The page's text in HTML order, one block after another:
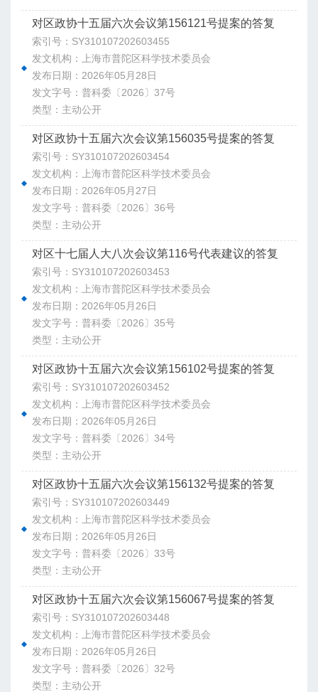
对区政协十五届六次会议第156121号提案的答复
索引号：SY310107202603455
发文机构：上海市普陀区科学技术委员会
发布日期：2026年05月28日
发文字号：普科委〔2026〕37号
类型：主动公开
对区政协十五届六次会议第156035号提案的答复
索引号：SY310107202603454
发文机构：上海市普陀区科学技术委员会
发布日期：2026年05月27日
发文字号：普科委〔2026〕36号
类型：主动公开
对区十七届人大八次会议第116号代表建议的答复
索引号：SY310107202603453
发文机构：上海市普陀区科学技术委员会
发布日期：2026年05月26日
发文字号：普科委〔2026〕35号
类型：主动公开
对区政协十五届六次会议第156102号提案的答复
索引号：SY310107202603452
发文机构：上海市普陀区科学技术委员会
发布日期：2026年05月26日
发文字号：普科委〔2026〕34号
类型：主动公开
对区政协十五届六次会议第156132号提案的答复
索引号：SY310107202603449
发文机构：上海市普陀区科学技术委员会
发布日期：2026年05月26日
发文字号：普科委〔2026〕33号
类型：主动公开
对区政协十五届六次会议第156067号提案的答复
索引号：SY310107202603448
发文机构：上海市普陀区科学技术委员会
发布日期：2026年05月26日
发文字号：普科委〔2026〕32号
类型：主动公开